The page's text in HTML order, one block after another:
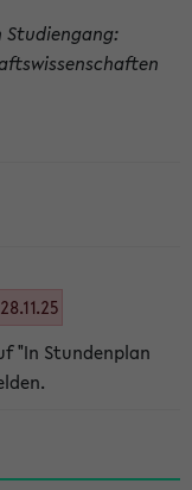
Studiengang:
"In Stundenplan